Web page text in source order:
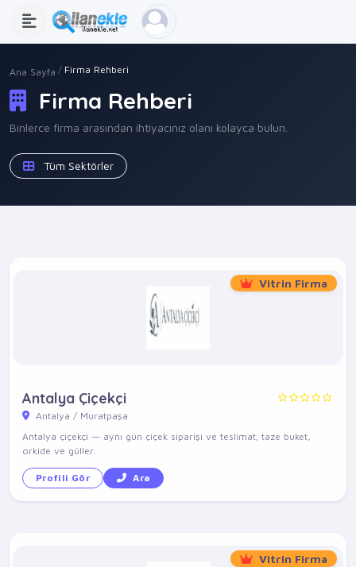
Ana Sayfa Firma Rehberi
Firma Rehberi
Binlerce firma arasından ihtiyacınız olanı kolayca bulun.
Tüm Sektörler
Vitrin Firma
Antalya Çiçekçi
Antalya / Muratpaşa
Antalya çiçekçi — aynı gün çiçek siparişi ve teslimat; taze buket,
orkide ve güller.
Profili Gör Ara
Vitrin Firma